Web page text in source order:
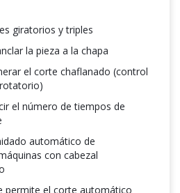
giratorios y triples
la pieza a la chapa
el corte chaflanado (control
el número de tiempos de
automático de
con cabezal
permite el corte automático